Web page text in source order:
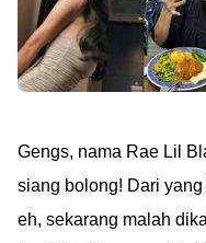
Gengs, nama Rae Lil
siang bolong! Dari
eh, sekarang malah